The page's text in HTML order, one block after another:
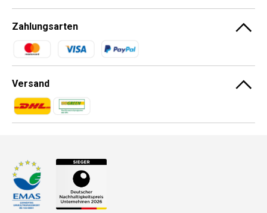
Zahlungsarten
Zahlungsmethoden
Versand
Zahlungsmethoden
Zahlungsmethoden